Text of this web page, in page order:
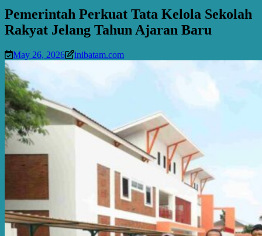
Pemerintah Perkuat Tata Kelola Sekolah
Rakyat Jelang Tahun Ajaran Baru
May 26, 2026 inibatam.com